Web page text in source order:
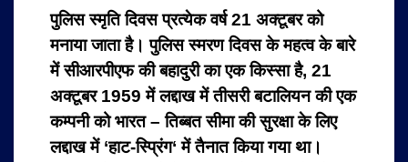
पुलिस स्मृति दिवस प्रत्येक वर्ष 21 अक्टूबर को
मनाया जाता है। पुलिस स्मरण दिवस के महत्व के बारे
में सीआरपीएफ की बहादुरी का एक किस्सा है, 21
अक्टूबर 1959 में लद्दाख में तीसरी बटालियन की एक
कम्पनी को भारत – तिब्बत सीमा की सुरक्षा के लिए
लद्दाख में ‘हाट-स्प्रिंग‘ में तैनात किया गया था।